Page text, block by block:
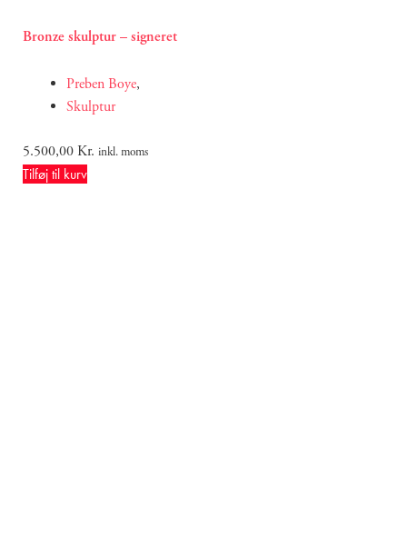
Bronze skulptur – signeret
Preben Boye,
Skulptur
5.500,00Kr. inkl. moms
Tilføj til kurv